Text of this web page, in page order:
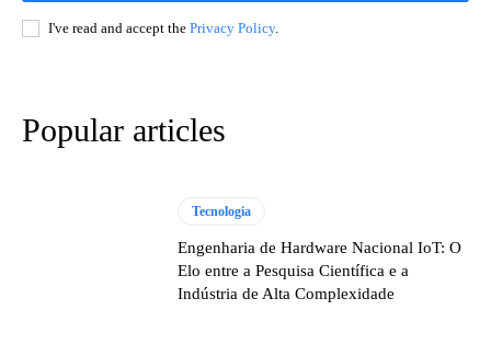
I've read and accept the Privacy Policy.
Popular articles
Tecnologia
Engenharia de Hardware Nacional IoT: O
Elo entre a Pesquisa Científica e a
Indústria de Alta Complexidade